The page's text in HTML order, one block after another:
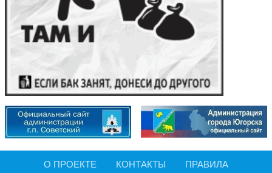
О ПРОЕКТЕ КОНТАКТЫ ПРАВИЛА